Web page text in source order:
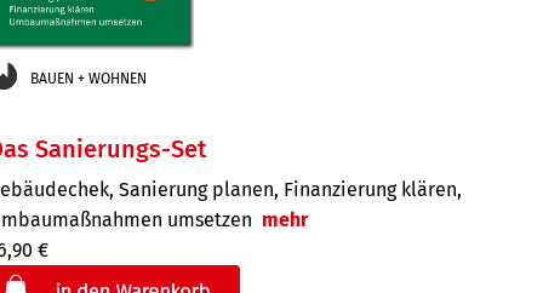
BAUEN + WOHNEN
Sanierungs-Set
Sanierung planen, Finanzierung klären,
umsetzen mehr
€